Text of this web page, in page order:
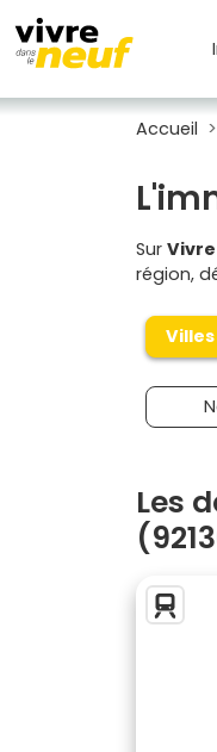
Accueil
Sur Vivre
région,
Villes
Les